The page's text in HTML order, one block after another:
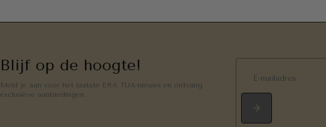
Blijf op de hoogte!
Meld je aan voor het laatste ERA TUA-nieuws en ontvang
exclusieve aanbiedingen.